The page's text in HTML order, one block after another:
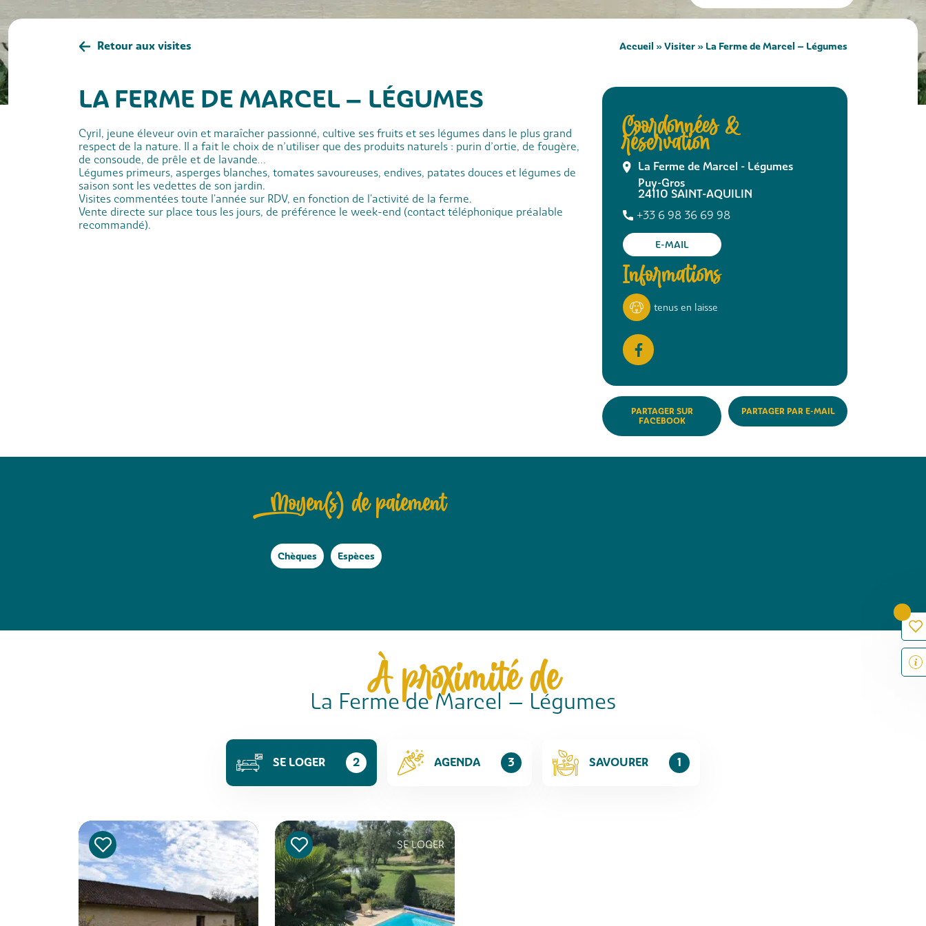
Retour aux visites Accueil »Visiter » La Ferme de Marcel – Légumes
LA FERME DE MARCEL – LÉGUMES
Cyril, jeune éleveur ovin et maraîcher passionné, cultive ses fruits et ses légumes dans le plus grand
respect de la nature. Il a fait le choix de n’utiliser que des produits naturels : purin d’ortie, de fougère,
de consoude, de prêle et de lavande…
Légumes primeurs, asperges blanches, tomates savoureuses, endives, patates douces et légumes de
saison sont les vedettes de son jardin.
Visites commentées toute l'année sur RDV, en fonction de l'activité de la ferme.
Vente directe sur place tous les jours, de préférence le week-end (contact téléphonique préalable
recommandé).
Coordonnées &
réservation
La Ferme de Marcel - Légumes
Puy-Gros
24110SAINT-AQUILIN
+33 6 98 36 69 98
E-MAIL
Informations
tenus en laisse
PARTAGER SUR
FACEBOOK
PARTAGER PAR E-MAIL
Moyen(s) de paiement
Chèques Espèces
À proximité de
La Ferme de Marcel – Légumes
SE LOGER 2 AGENDA 3 SAVOURER 1
SE LOGER SE LOGER